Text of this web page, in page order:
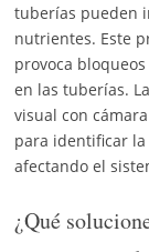
tuberías pueden
nutrientes. Este
provoca
en las tuberías.
visual con
para identificar
afectando el
¿Qué